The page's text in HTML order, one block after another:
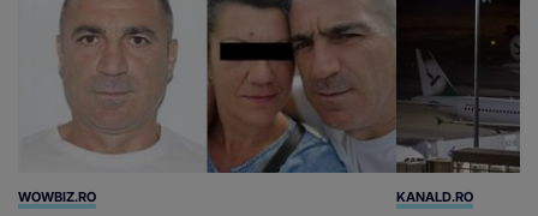
WOWBIZ.RO KANALD.RO